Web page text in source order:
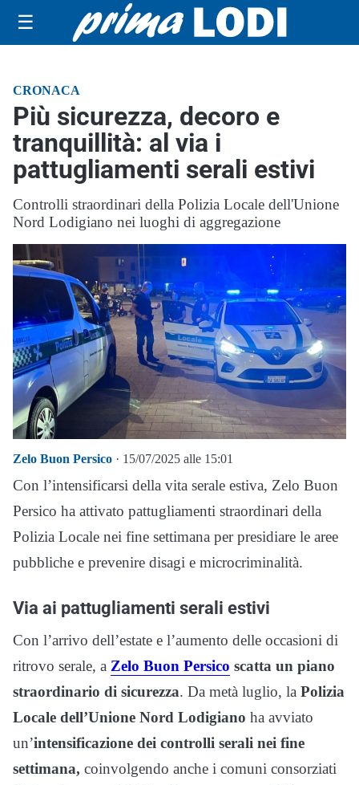
☰
CRONACA
Più sicurezza, decoro e
tranquillità: al via i
pattugliamenti serali estivi
Controlli straordinari della Polizia Locale dell'Unione
Nord Lodigiano nei luoghi di aggregazione
Zelo Buon Persico · 15/07/2025 alle 15:01
Con l’intensificarsi della vita serale estiva, Zelo Buon
Persico ha attivato pattugliamenti straordinari della
Polizia Locale nei fine settimana per presidiare le aree
pubbliche e prevenire disagi e microcriminalità.
Via ai pattugliamenti serali estivi
Con l’arrivo dell’estate e l’aumento delle occasioni di
ritrovo serale, a Zelo Buon Persico scatta un piano
straordinario di sicurezza. Da metà luglio, la Polizia
Locale dell’Unione Nord Lodigiano ha avviato
un’intensificazione dei controlli serali nei fine
settimana, coinvolgendo anche i comuni consorziati